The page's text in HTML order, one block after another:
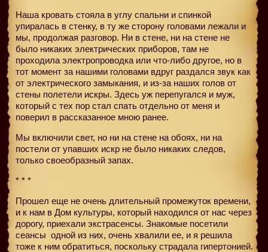
Наша кровать стояла в углу спальни и спинкой
упиралась в стенку, в ту же сторону головами лежали и
мы, продолжая разговор. Ни в стене, ни на стене не
было никаких электрических приборов, там не
проходила электропроводка или что-либо другое, но в
тот момент за нашими головами вдруг раздался звук как
от электрического замыкания, и из-за наших голов от
стены полетели искры. Здесь уж перепугался и муж,
который с тех пор стал спать отдельно от меня и
поверил в рассказанное мною ранее.
Мы включили свет, но ни на стене на обоях, ни на
постели от упавших искр не было никаких следов,
только своеобразный запах.
* * *
Прошел еще не очень длительный промежуток времени,
и к нам в Дом культуры, который находился от нас через
дорогу, приехали экстрасенсы. Знакомые посетили
сеансы одной из них, очень хвалили ее, и я решила
тоже к ним обратиться, поскольку страдала гипертонией.